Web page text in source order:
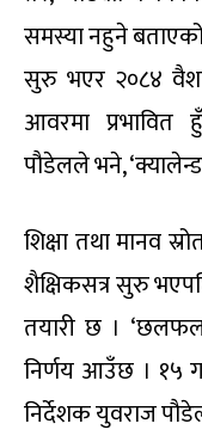
समस्या नहुने
सुरु भएर २०८४
आवरमा प्रभावित
पौडेलले भने,
शिक्षा तथा मानव
शैक्षिकसत्र सुरु भएपछि
तयारी छ । ‘छलफल
निर्णय आउँछ । १५
निर्देशक युवराज